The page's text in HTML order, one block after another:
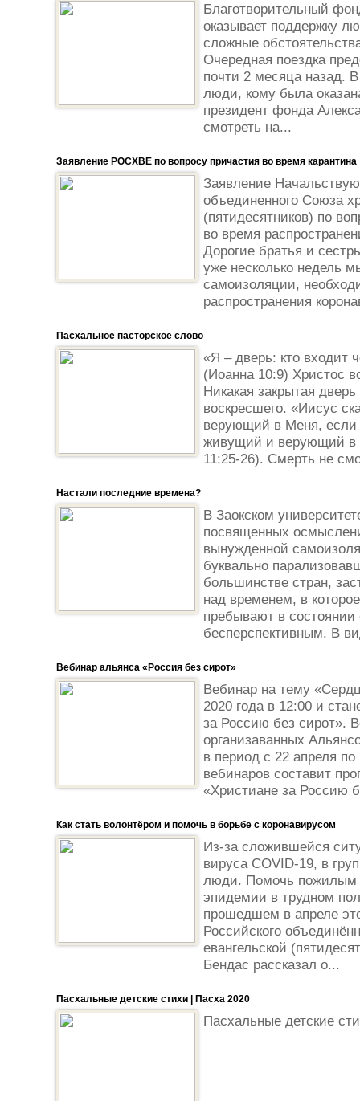
Благотворительный
оказывает поддержку
сложные
Очередная поездка
почти 2 месяца назад.
люди, кому была
президент фонда
смотреть на...
Заявление РОСХВЕ по вопросу причастия во время карантина
Заявление
объединенного Союза
(пятидесятников) по
во время
Дорогие братья и
уже несколько недель
самоизоляции,
распространения
Пасхальное пасторское слово
«Я – дверь: кто входит
(Иоанна 10:9) Христос
Никакая закрытая
воскресшего. «Иисус
верующий в Меня, если
живущий и верующий в
11:25-26). Смерть не
Настали последние времена?
В Заокском
посвященных
вынужденной
буквально
большинстве стран,
над временем, в
пребывают в состоянии
бесперспективным. В
Вебинар альянса «Россия без сирот»
Вебинар на тему
2020 года в 12:00 и
за Россию без сирот».
организаванных
в период с 22 апреля
вебинаров составит
«Христиане за Россию
Как стать волонтёром и помочь в борьбе с коронавирусом
Из-за сложившейся
вируса COVID-19, в
люди. Помочь пожилым
эпидемии в трудном
прошедшем в апреле
Российского
евангельской
Бендас рассказал о...
Пасхальные детские стихи | Пасха 2020
Пасхальные детские